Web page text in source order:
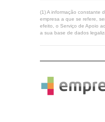
(1) A informação constante
empresa a que se refere,
efeito, o Serviço de Apoio
a sua base de dados